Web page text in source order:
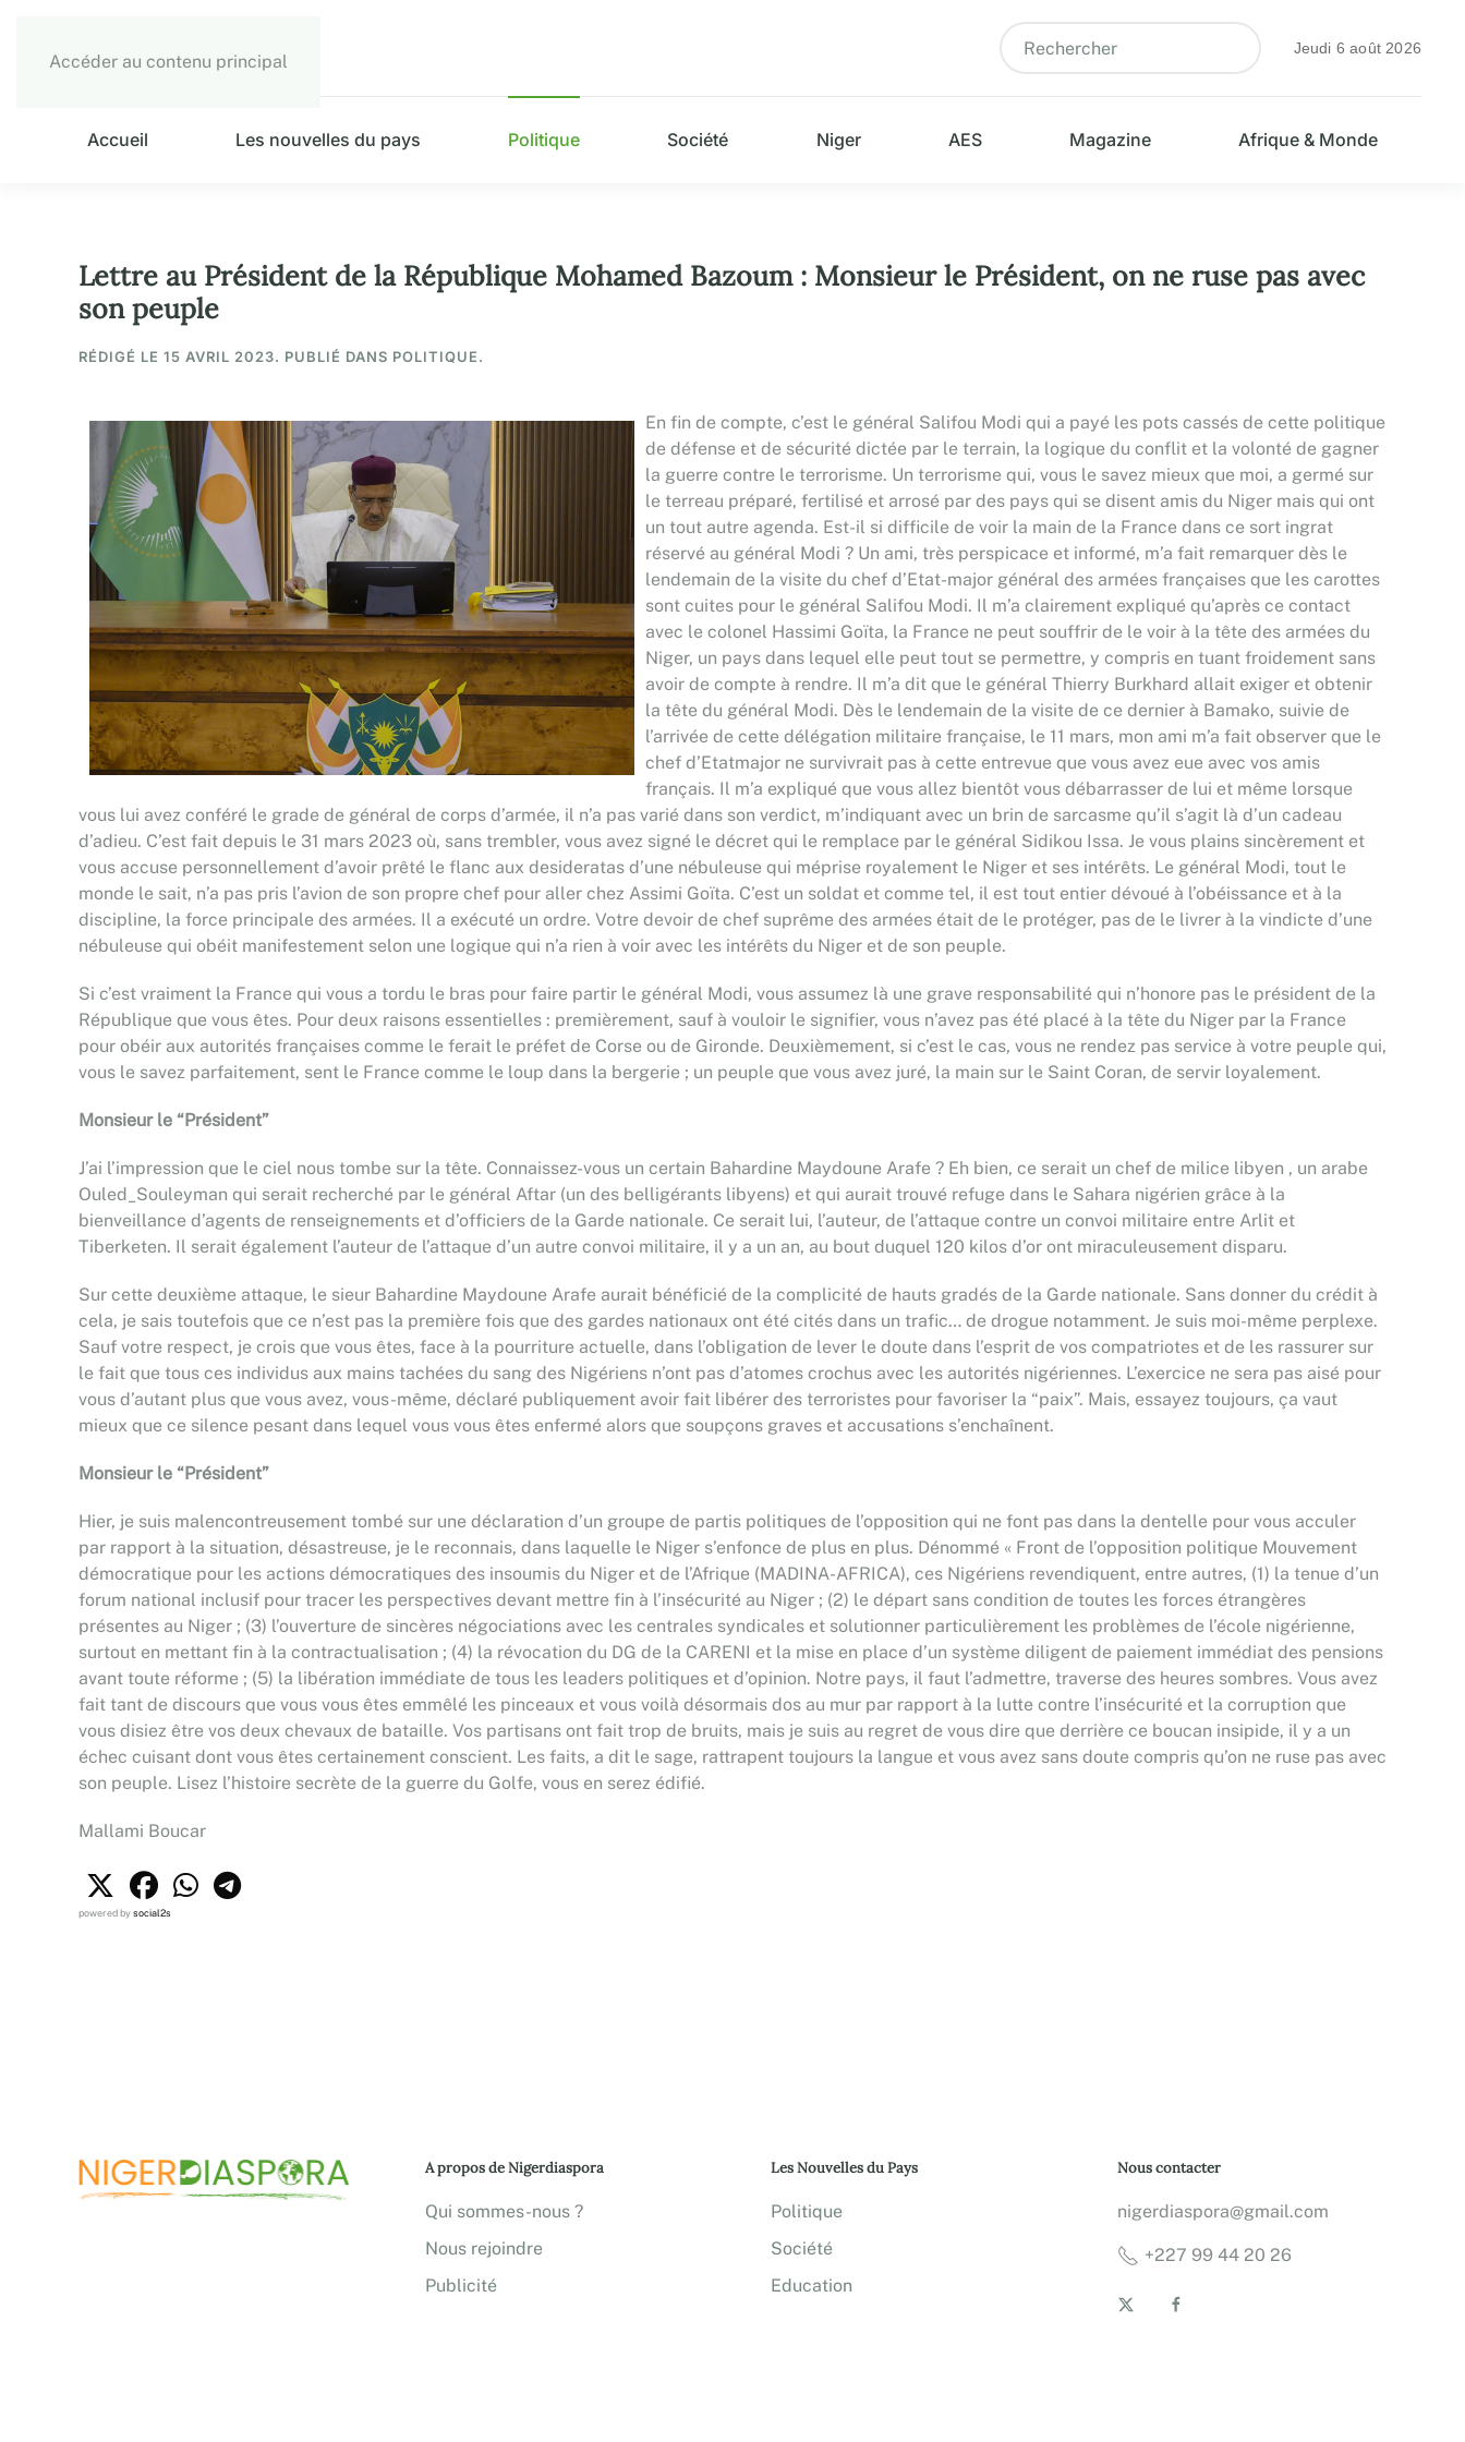
Accéder au contenu principal
Jeudi 6 août 2026
Accueil Les nouvelles du pays Politique Société Niger AES Magazine Afrique & Monde
Lettre au Président de la République Mohamed Bazoum : Monsieur le Président, on ne ruse pas avec
son peuple
RÉDIGÉ LE 15 AVRIL 2023. PUBLIÉ DANS POLITIQUE.
En fin de compte, c’est le général Salifou Modi qui a payé les pots cassés de cette politique
de défense et de sécurité dictée par le terrain, la logique du conflit et la volonté de gagner
la guerre contre le terrorisme. Un terrorisme qui, vous le savez mieux que moi, a germé sur
le terreau préparé, fertilisé et arrosé par des pays qui se disent amis du Niger mais qui ont
un tout autre agenda. Est-il si difficile de voir la main de la France dans ce sort ingrat
réservé au général Modi ? Un ami, très perspicace et informé, m’a fait remarquer dès le
lendemain de la visite du chef d’Etat-major général des armées françaises que les carottes
sont cuites pour le général Salifou Modi. Il m’a clairement expliqué qu’après ce contact
avec le colonel Hassimi Goïta, la France ne peut souffrir de le voir à la tête des armées du
Niger, un pays dans lequel elle peut tout se permettre, y compris en tuant froidement sans
avoir de compte à rendre. Il m’a dit que le général Thierry Burkhard allait exiger et obtenir
la tête du général Modi. Dès le lendemain de la visite de ce dernier à Bamako, suivie de
l’arrivée de cette délégation militaire française, le 11 mars, mon ami m’a fait observer que le
chef d’Etatmajor ne survivrait pas à cette entrevue que vous avez eue avec vos amis
français. Il m’a expliqué que vous allez bientôt vous débarrasser de lui et même lorsque
vous lui avez conféré le grade de général de corps d’armée, il n’a pas varié dans son verdict, m’indiquant avec un brin de sarcasme qu’il s’agit là d’un cadeau
d’adieu. C’est fait depuis le 31 mars 2023 où, sans trembler, vous avez signé le décret qui le remplace par le général Sidikou Issa. Je vous plains sincèrement et
vous accuse personnellement d’avoir prêté le flanc aux desideratas d’une nébuleuse qui méprise royalement le Niger et ses intérêts. Le général Modi, tout le
monde le sait, n’a pas pris l’avion de son propre chef pour aller chez Assimi Goïta. C’est un soldat et comme tel, il est tout entier dévoué à l’obéissance et à la
discipline, la force principale des armées. Il a exécuté un ordre. Votre devoir de chef suprême des armées était de le protéger, pas de le livrer à la vindicte d’une
nébuleuse qui obéit manifestement selon une logique qui n’a rien à voir avec les intérêts du Niger et de son peuple.
Si c’est vraiment la France qui vous a tordu le bras pour faire partir le général Modi, vous assumez là une grave responsabilité qui n’honore pas le président de la
République que vous êtes. Pour deux raisons essentielles : premièrement, sauf à vouloir le signifier, vous n’avez pas été placé à la tête du Niger par la France
pour obéir aux autorités françaises comme le ferait le préfet de Corse ou de Gironde. Deuxièmement, si c’est le cas, vous ne rendez pas service à votre peuple qui,
vous le savez parfaitement, sent le France comme le loup dans la bergerie ; un peuple que vous avez juré, la main sur le Saint Coran, de servir loyalement.
Monsieur le “Président”
J’ai l’impression que le ciel nous tombe sur la tête. Connaissez-vous un certain Bahardine Maydoune Arafe ? Eh bien, ce serait un chef de milice libyen , un arabe
Ouled_Souleyman qui serait recherché par le général Aftar (un des belligérants libyens) et qui aurait trouvé refuge dans le Sahara nigérien grâce à la
bienveillance d’agents de renseignements et d’officiers de la Garde nationale. Ce serait lui, l’auteur, de l’attaque contre un convoi militaire entre Arlit et
Tiberketen. Il serait également l’auteur de l’attaque d’un autre convoi militaire, il y a un an, au bout duquel 120 kilos d’or ont miraculeusement disparu.
Sur cette deuxième attaque, le sieur Bahardine Maydoune Arafe aurait bénéficié de la complicité de hauts gradés de la Garde nationale. Sans donner du crédit à
cela, je sais toutefois que ce n’est pas la première fois que des gardes nationaux ont été cités dans un trafic… de drogue notamment. Je suis moi-même perplexe.
Sauf votre respect, je crois que vous êtes, face à la pourriture actuelle, dans l’obligation de lever le doute dans l’esprit de vos compatriotes et de les rassurer sur
le fait que tous ces individus aux mains tachées du sang des Nigériens n’ont pas d’atomes crochus avec les autorités nigériennes. L’exercice ne sera pas aisé pour
vous d’autant plus que vous avez, vous-même, déclaré publiquement avoir fait libérer des terroristes pour favoriser la “paix”. Mais, essayez toujours, ça vaut
mieux que ce silence pesant dans lequel vous vous êtes enfermé alors que soupçons graves et accusations s’enchaînent.
Monsieur le “Président”
Hier, je suis malencontreusement tombé sur une déclaration d’un groupe de partis politiques de l’opposition qui ne font pas dans la dentelle pour vous acculer
par rapport à la situation, désastreuse, je le reconnais, dans laquelle le Niger s’enfonce de plus en plus. Dénommé « Front de l’opposition politique Mouvement
démocratique pour les actions démocratiques des insoumis du Niger et de l’Afrique (MADINA-AFRICA), ces Nigériens revendiquent, entre autres, (1) la tenue d’un
forum national inclusif pour tracer les perspectives devant mettre fin à l’insécurité au Niger ; (2) le départ sans condition de toutes les forces étrangères
présentes au Niger ; (3) l’ouverture de sincères négociations avec les centrales syndicales et solutionner particulièrement les problèmes de l’école nigérienne,
surtout en mettant fin à la contractualisation ; (4) la révocation du DG de la CARENI et la mise en place d’un système diligent de paiement immédiat des pensions
avant toute réforme ; (5) la libération immédiate de tous les leaders politiques et d’opinion. Notre pays, il faut l’admettre, traverse des heures sombres. Vous avez
fait tant de discours que vous vous êtes emmêlé les pinceaux et vous voilà désormais dos au mur par rapport à la lutte contre l’insécurité et la corruption que
vous disiez être vos deux chevaux de bataille. Vos partisans ont fait trop de bruits, mais je suis au regret de vous dire que derrière ce boucan insipide, il y a un
échec cuisant dont vous êtes certainement conscient. Les faits, a dit le sage, rattrapent toujours la langue et vous avez sans doute compris qu’on ne ruse pas avec
son peuple. Lisez l’histoire secrète de la guerre du Golfe, vous en serez édifié.
Mallami Boucar
powered bysocial2s
A propos de Nigerdiaspora
Qui sommes-nous ?
Nous rejoindre
Publicité
Les Nouvelles du Pays
Politique
Société
Education
Nous contacter
nigerdiaspora@gmail.com
+227 99 44 20 26